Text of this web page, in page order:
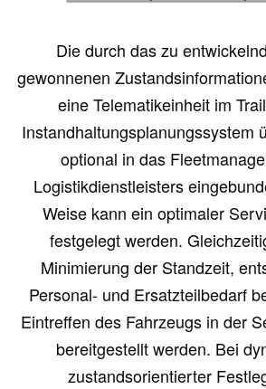
Die durch das zu
gewonnenen
eine Telematikeinheit im
Instandhaltungsplanungssystem
optional in das
Logistikdienstleisters
Weise kann ein optimaler
festgelegt werden.
Minimierung der Standzeit,
Personal- und Ersatzteilbedarf
Eintreffen des Fahrzeugs in der
bereitgestellt werden. Bei
zustandsorientierter